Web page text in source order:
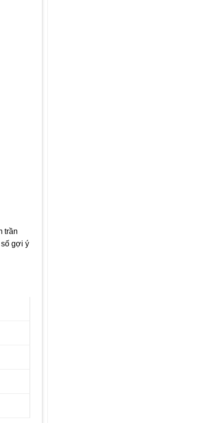
trần
số gợi ý